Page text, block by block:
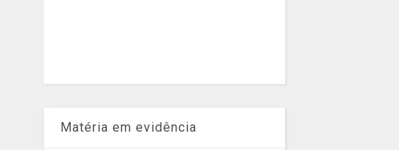
Matéria em evidência